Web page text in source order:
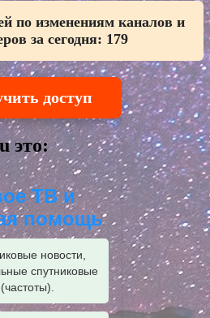
по изменениям каналов и
за сегодня: 179
доступ
это:
ТВ и
помощь
новости,
спутниковые